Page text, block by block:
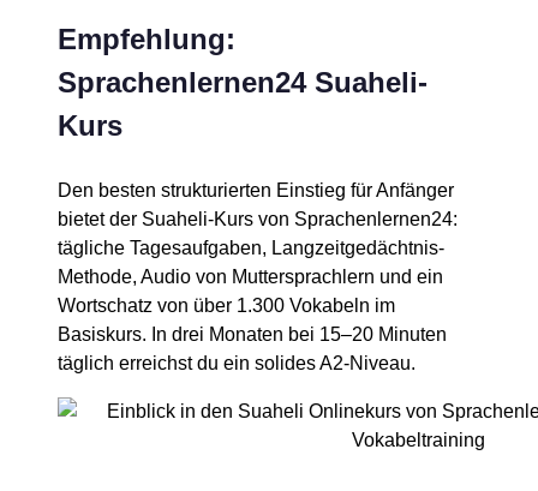
Empfehlung:
Sprachenlernen24 Suaheli-
Kurs
Den besten strukturierten Einstieg für Anfänger
bietet der Suaheli-Kurs von Sprachenlernen24:
tägliche Tagesaufgaben, Langzeitgedächtnis-
Methode, Audio von Muttersprachlern und ein
Wortschatz von über 1.300 Vokabeln im
Basiskurs. In drei Monaten bei 15–20 Minuten
täglich erreichst du ein solides A2-Niveau.